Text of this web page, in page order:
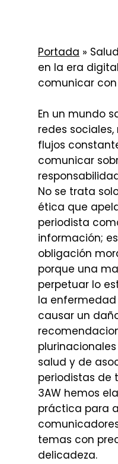
Portada »
en la era
comunicar
En un mundo
redes
flujos
comunicar
No se trata
ética que
periodista
información;
obligación
porque una
perpetuar lo
la
causar un
salud y de
periodistas de
3AW hemos
práctica para
temas con
delicadeza.